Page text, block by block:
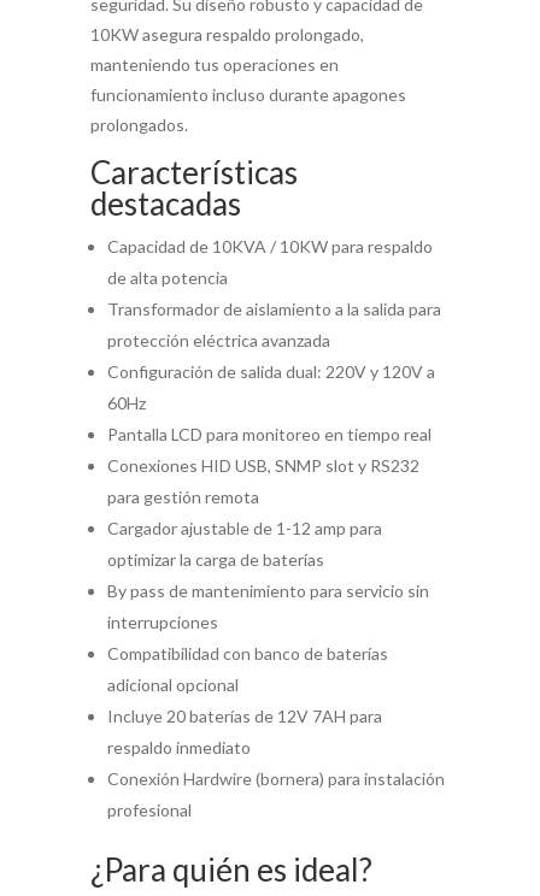
seguridad. Su diseño robusto y capacidad de
10KW asegura respaldo prolongado,
manteniendo tus operaciones en
funcionamiento incluso durante apagones
prolongados.
Características
destacadas
Capacidad de 10KVA / 10KW para respaldo
de alta potencia
Transformador de aislamiento a la salida para
protección eléctrica avanzada
Configuración de salida dual: 220V y 120V a
60Hz
Pantalla LCD para monitoreo en tiempo real
Conexiones HID USB, SNMP slot y RS232
para gestión remota
Cargador ajustable de 1-12 amp para
optimizar la carga de baterías
By pass de mantenimiento para servicio sin
interrupciones
Compatibilidad con banco de baterías
adicional opcional
Incluye 20 baterías de 12V 7AH para
respaldo inmediato
Conexión Hardwire (bornera) para instalación
profesional
¿Para quién es ideal?